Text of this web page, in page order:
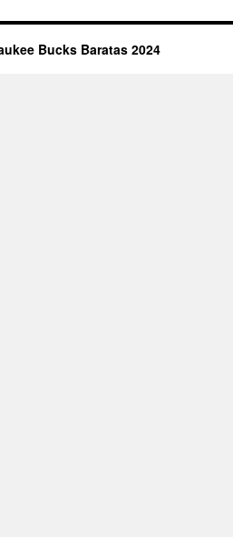
Bucks Baratas 2024